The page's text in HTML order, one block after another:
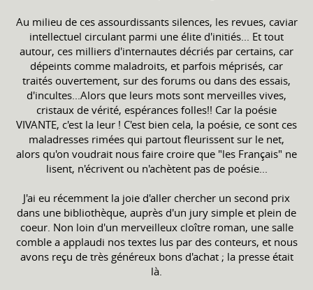
Au milieu de ces assourdissants silences, les revues, caviar
intellectuel circulant parmi une élite d'initiés... Et tout
autour, ces milliers d'internautes décriés par certains, car
dépeints comme maladroits, et parfois méprisés, car
traités ouvertement, sur des forums ou dans des essais,
d'incultes...Alors que leurs mots sont merveilles vives,
cristaux de vérité, espérances folles!! Car la poésie
VIVANTE, c'est la leur ! C'est bien cela, la poésie, ce sont ces
maladresses rimées qui partout fleurissent sur le net,
alors qu'on voudrait nous faire croire que "les Français" ne
lisent, n'écrivent ou n'achètent pas de poésie...
J'ai eu récemment la joie d'aller chercher un second prix
dans une bibliothèque, auprès d'un jury simple et plein de
coeur. Non loin d'un merveilleux cloître roman, une salle
comble a applaudi nos textes lus par des conteurs, et nous
avons reçu de très généreux bons d'achat ; la presse était
là.